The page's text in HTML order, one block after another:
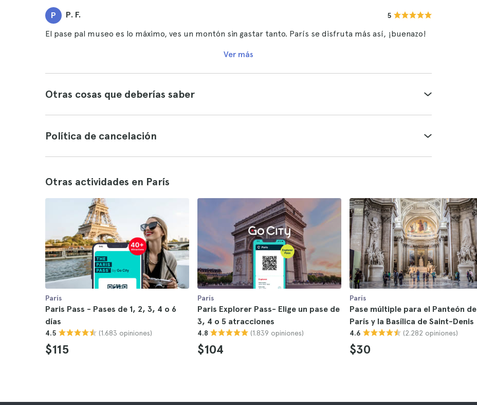
P P. F. 5
El pase pal museo es lo máximo, ves un montón sin gastar tanto. París se disfruta más así, ¡buenazo!
Ver más
Otras cosas que deberías saber
Política de cancelación
Otras actividades en París
París
Paris Pass - Pases de 1, 2, 3, 4 o 6
días
4.5 (1.683 opiniones)
$115
París
Paris Explorer Pass- Elige un pase de
3, 4 o 5 atracciones
4.8 (1.839 opiniones)
$104
París
Pase múltiple para el Panteón de
París y la Basílica de Saint-Denis
4.6 (2.282 opiniones)
$30